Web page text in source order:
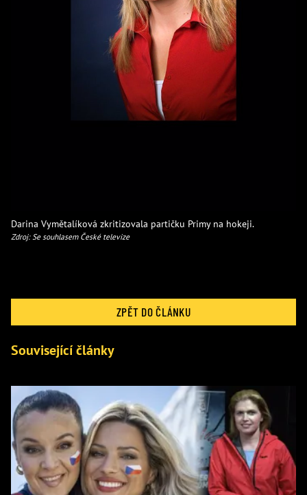
Darina Vymětalíková zkritizovala partičku Primy na hokeji.
Zdroj: Se souhlasem České televize
ZPĚT DO ČLÁNKU
Související články